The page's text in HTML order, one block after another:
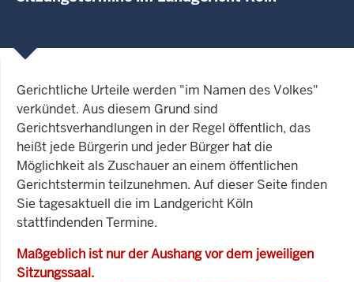
Gerichtliche Urteile werden "im Namen des Volkes"
verkündet. Aus diesem Grund sind
Gerichtsverhandlungen in der Regel öffentlich, das
heißt jede Bürgerin und jeder Bürger hat die
Möglichkeit als Zuschauer an einem öffentlichen
Gerichtstermin teilzunehmen. Auf dieser Seite finden
Sie tagesaktuell die im Landgericht Köln
stattfindenden Termine.
Maßgeblich ist nur der Aushang vor dem jeweiligen
Sitzungssaal.